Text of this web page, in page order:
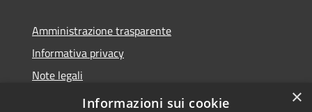
Amministrazione trasparente
Informativa privacy
Note legali
Dichiarazione di accessibilità
×
Informazioni sui cookie